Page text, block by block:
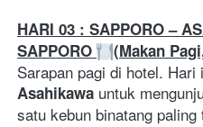
HARI 03 : SAPPORO –
SAPPORO
(Makan
Asahikawa untuk
satu kebun binatang